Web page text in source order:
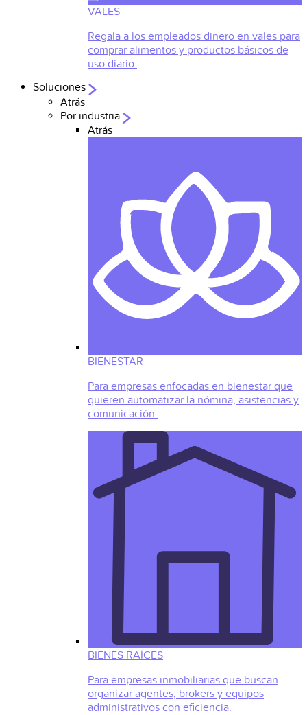
VALES
Regala a los empleados dinero en vales para
comprar alimentos y productos básicos de
uso diario.
Soluciones
Atrás
Por industria
Atrás
BIENESTAR
Para empresas enfocadas en bienestar que
quieren automatizar la nómina, asistencias y
comunicación.
BIENES RAÍCES
Para empresas inmobiliarias que buscan
organizar agentes, brokers y equipos
administrativos con eficiencia.